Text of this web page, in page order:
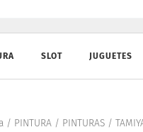
SLOT JUGUETES
/ PINTURA/ PINTURAS/